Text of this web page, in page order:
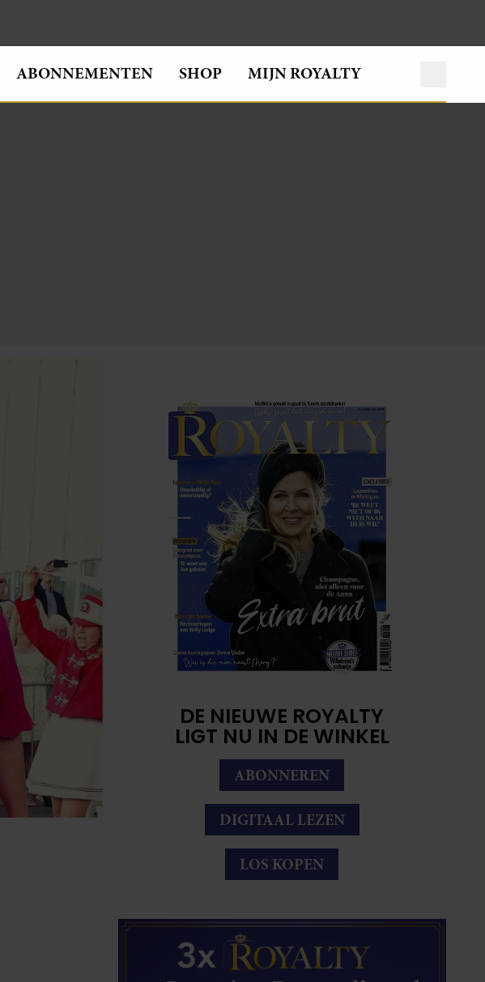
ABONNEMENTEN SHOP MIJN ROYALTY
DE NIEUWE ROYALTY
LIGT NU IN DE WINKEL
ABONNEREN
DIGITAAL LEZEN
LOS KOPEN